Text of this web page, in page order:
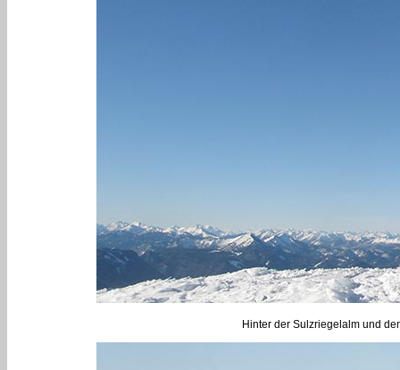
Hinter der Sulzriegelalm und